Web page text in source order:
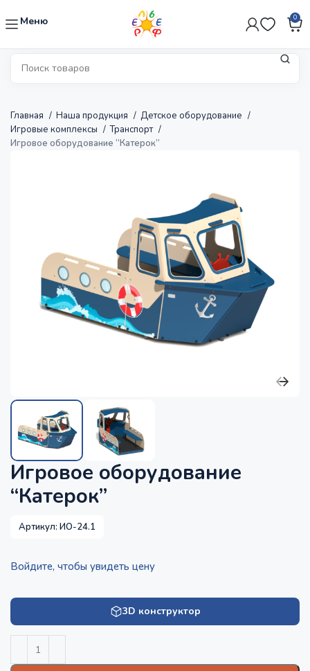
Меню 0
Главная Наша продукция
Детское оборудование
Игровые комплексы
Транспорт
Игровое оборудование “Катерок”
Игровое оборудование
“Катерок”
Артикул:ИО-24.1
Войдите, чтобы увидеть цену
3D конструктор